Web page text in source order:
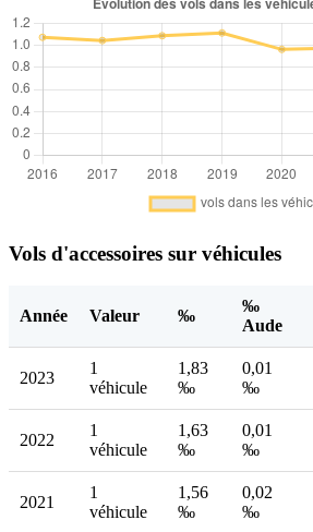
Vols d'accessoires sur véhicules
Année Valeur ‰
‰
Aude
2023
1
véhicule
1,83
‰
0,01
‰
2022
1
véhicule
1,63
‰
0,01
‰
2021
1
véhicule
1,56
‰
0,02
‰